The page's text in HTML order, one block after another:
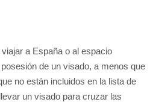
a España o al espacio
de un visado, a menos que
no están incluidos en la lista de
un visado para cruzar las